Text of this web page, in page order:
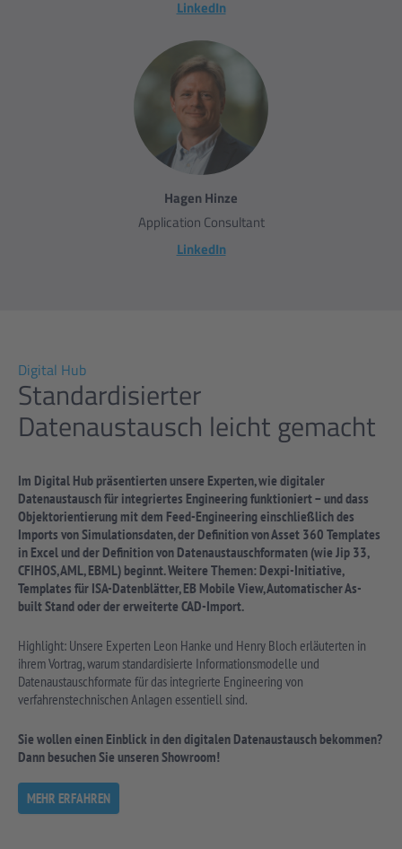
LinkedIn
Hagen Hinze
Application Consultant
LinkedIn
Digital Hub
Standardisierter
Datenaustausch leicht gemacht
Im Digital Hub präsentierten unsere Experten, wie digitaler
Datenaustausch für integriertes Engineering funktioniert – und dass
Objektorientierung mit dem Feed-Engineering einschließlich des
Imports von Simulationsdaten, der Definition von Asset 360 Templates
in Excel und der Definition von Datenaustauschformaten (wie Jip 33,
CFIHOS, AML, EBML) beginnt. Weitere Themen: Dexpi-Initiative,
Templates für ISA-Datenblätter, EB Mobile View, Automatischer As-
built Stand oder der erweiterte CAD-Import.
Highlight: Unsere Experten Leon Hanke und Henry Bloch erläuterten in
ihrem Vortrag, warum standardisierte Informationsmodelle und
Datenaustauschformate für das integrierte Engineering von
verfahrenstechnischen Anlagen essentiell sind.
Sie wollen einen Einblick in den digitalen Datenaustausch bekommen?
Dann besuchen Sie unseren Showroom!
MEHR ERFAHREN